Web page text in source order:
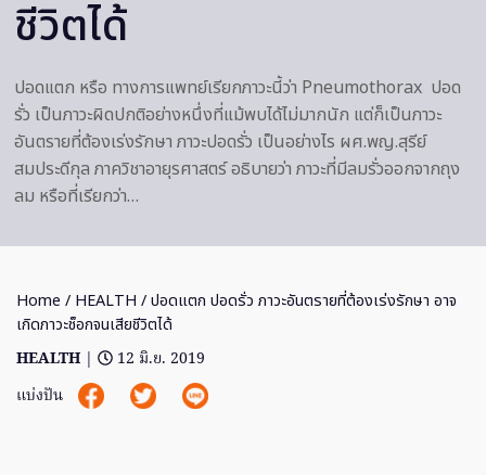
ชีวิตได้
ปอดแตก หรือ ทางการแพทย์เรียกภาวะนี้ว่า Pneumothorax ปอด
รั่ว เป็นภาวะผิดปกติอย่างหนึ่งที่แม้พบได้ไม่มากนัก แต่ก็เป็นภาวะ
อันตรายที่ต้องเร่งรักษา ภาวะปอดรั่ว เป็นอย่างไร ผศ.พญ.สุรีย์
สมประดีกุล ภาควิชาอายุรศาสตร์ อธิบายว่า ภาวะที่มีลมรั่วออกจากถุง
ลม หรือที่เรียกว่า…
Home / HEALTH / ปอดแตก ปอดรั่ว ภาวะอันตรายที่ต้องเร่งรักษา อาจ
เกิดภาวะช็อกจนเสียชีวิตได้
HEALTH |
12 มิ.ย. 2019
แบ่งปัน